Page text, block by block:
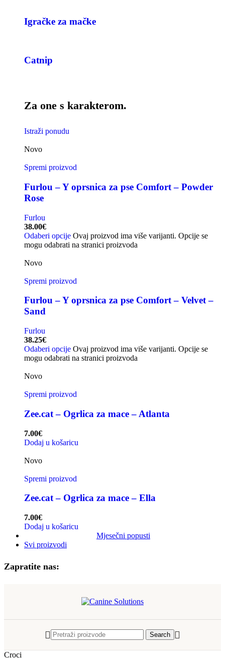
Igračke za mačke
Catnip
Za one s karakterom.
Istraži ponudu
Novo
Spremi proizvod
Furlou – Y oprsnica za pse Comfort – Powder
Rose
Furlou
38.00€
Odaberi opcije Ovaj proizvod ima više varijanti. Opcije se
mogu odabrati na stranici proizvoda
Novo
Spremi proizvod
Furlou – Y oprsnica za pse Comfort – Velvet –
Sand
Furlou
38.25€
Odaberi opcije Ovaj proizvod ima više varijanti. Opcije se
mogu odabrati na stranici proizvoda
Novo
Spremi proizvod
Zee.cat – Ogrlica za mace – Atlanta
7.00€
Dodaj u košaricu
Novo
Spremi proizvod
Zee.cat – Ogrlica za mace – Ella
7.00€
Dodaj u košaricu
Mjesečni popusti
Svi proizvodi
Zapratite nas:
Search
Croci